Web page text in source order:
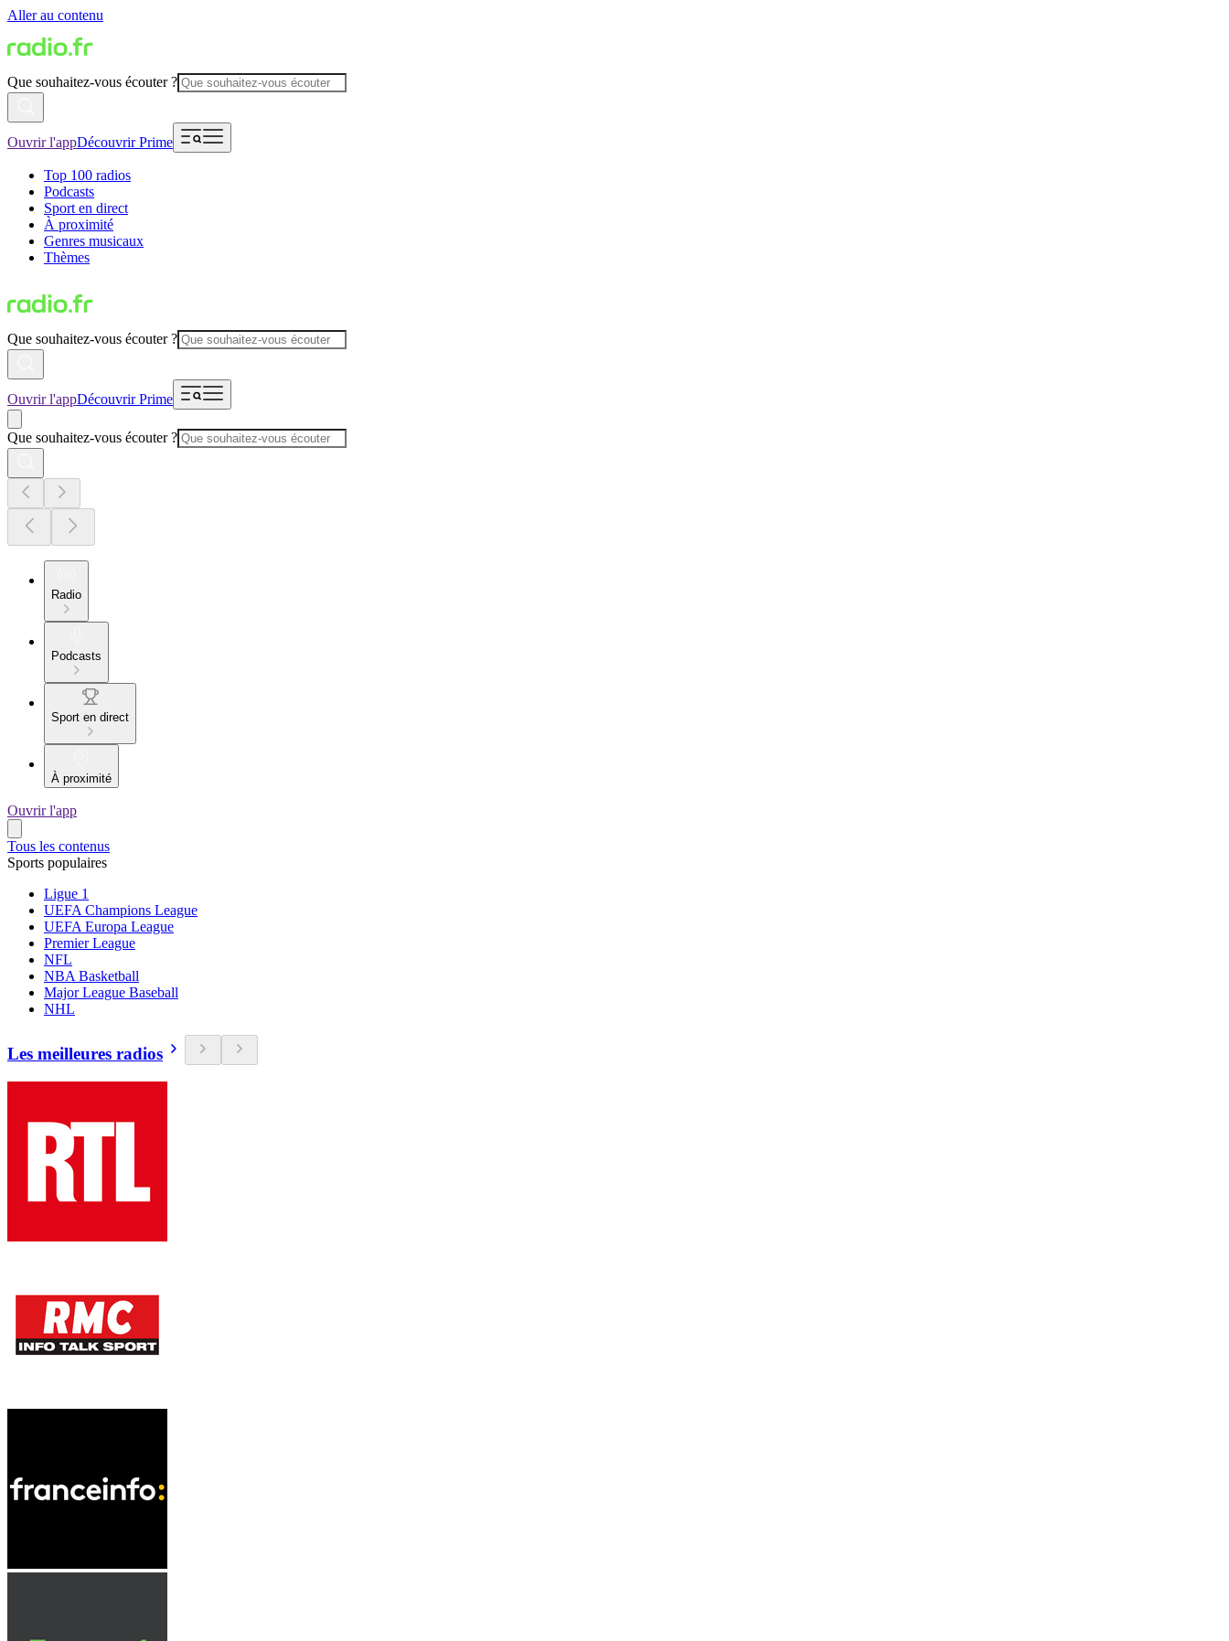
Aller au contenu
Que souhaitez-vous écouter ?
Ouvrir l'appDécouvrir Prime
Top 100 radios
Podcasts
Sport en direct
À proximité
Genres musicaux
Thèmes
Que souhaitez-vous écouter ?
Ouvrir l'appDécouvrir Prime
Que souhaitez-vous écouter ?
Radio
Podcasts
Sport en direct
À proximité
Ouvrir l'app
Tous les contenus
Sports populaires
Ligue 1
UEFA Champions League
UEFA Europa League
Premier League
NFL
NBA Basketball
Major League Baseball
NHL
Les meilleures radios